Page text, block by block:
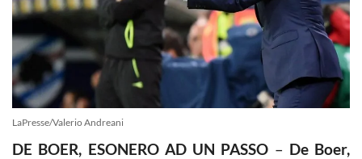
LaPresse/Valerio Andreani
DE BOER, ESONERO AD UN PASSO – De Boer,